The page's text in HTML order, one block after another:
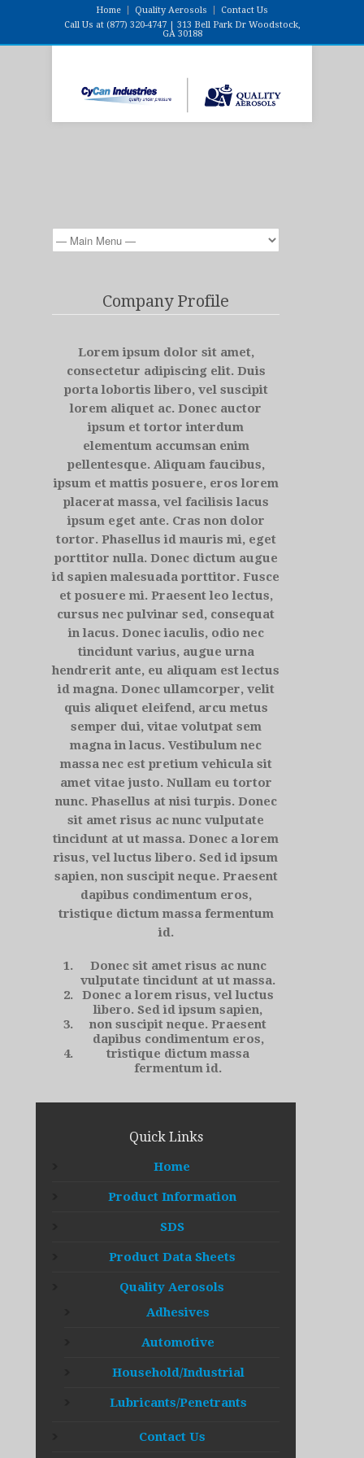
Home Quality Aerosols
Contact Us
Call Us at (877) 320-4747 | 313 Bell Park Dr Woodstock,
GA 30188
Company Profile
Lorem ipsum dolor sit amet,
consectetur adipiscing elit. Duis
porta lobortis libero, vel suscipit
lorem aliquet ac. Donec auctor
ipsum et tortor interdum
elementum accumsan enim
pellentesque. Aliquam faucibus,
ipsum et mattis posuere, eros lorem
placerat massa, vel facilisis lacus
ipsum eget ante. Cras non dolor
tortor. Phasellus id mauris mi, eget
porttitor nulla. Donec dictum augue
id sapien malesuada porttitor. Fusce
et posuere mi. Praesent leo lectus,
cursus nec pulvinar sed, consequat
in lacus. Donec iaculis, odio nec
tincidunt varius, augue urna
hendrerit ante, eu aliquam est lectus
id magna. Donec ullamcorper, velit
quis aliquet eleifend, arcu metus
semper dui, vitae volutpat sem
magna in lacus. Vestibulum nec
massa nec est pretium vehicula sit
amet vitae justo. Nullam eu tortor
nunc. Phasellus at nisi turpis. Donec
sit amet risus ac nunc vulputate
tincidunt at ut massa. Donec a lorem
risus, vel luctus libero. Sed id ipsum
sapien, non suscipit neque. Praesent
dapibus condimentum eros,
tristique dictum massa fermentum
id.
Donec sit amet risus ac nunc
vulputate tincidunt at ut massa.
Donec a lorem risus, vel luctus
libero. Sed id ipsum sapien,
non suscipit neque. Praesent
dapibus condimentum eros,
tristique dictum massa
fermentum id.
Quick Links
Home
Product Information
SDS
Product Data Sheets
Quality Aerosols
Adhesives
Automotive
Household/Industrial
Lubricants/Penetrants
Contact Us